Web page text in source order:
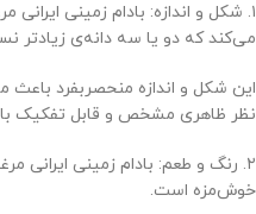
۱. شکل و اندازه: بادام زمینی
می‌کند که دو یا سه دانه‌ی زیادتر
این شکل و اندازه منحصربفرد باعث
نظر ظاهری مشخص و قابل تفکیک
۲. رنگ و طعم: بادام زمینی ایرانی
خوش‌مزه است.